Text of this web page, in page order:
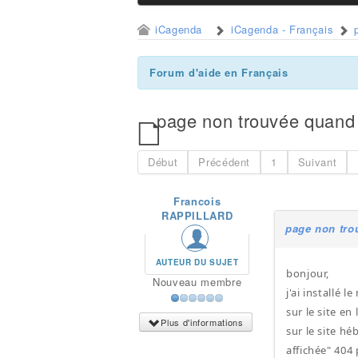
iCagenda iCagenda - Français
Forum d'aide en Français
page non trouvée
Début Précédent 1 Suivant
Francois
RAPPILLARD
AUTEUR DU SUJET
Nouveau membre
Plus d'informations
page non
bonjour,
j'ai installé le
sur le site en
sur le site
affichée"